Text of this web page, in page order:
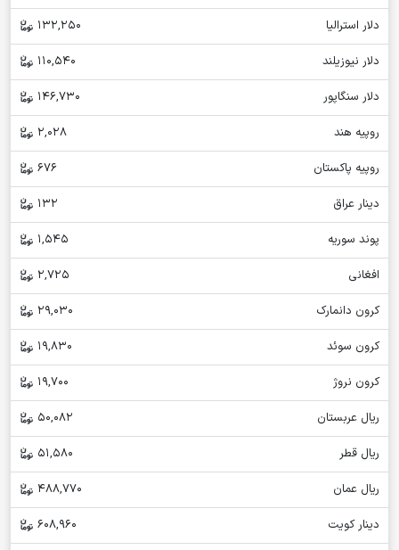
دلار استرالیا
132,250
دلار نیوزیلند
110,540
دلار سنگاپور
146,730
روپیه هند
2,028
روپیه پاکستان
676
دینار عراق
132
پوند سوریه
1,545
افغانی
2,725
کرون دانمارک
29,030
کرون سوئد
19,830
کرون نروژ
19,700
ریال عربستان
50,082
ریال قطر
51,580
ریال عمان
488,770
دینار کویت
608,960